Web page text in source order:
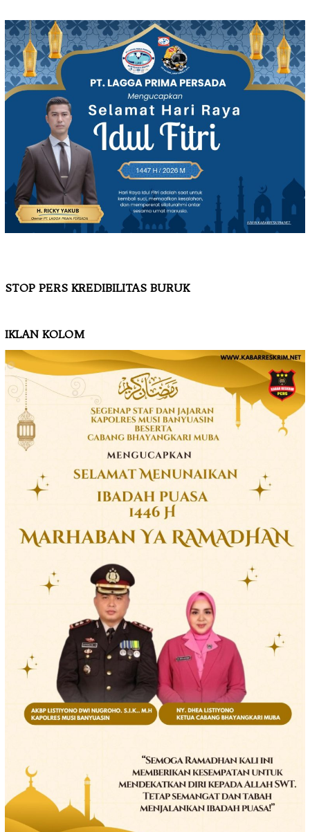
STOP PERS KREDIBILITAS BURUK
IKLAN KOLOM